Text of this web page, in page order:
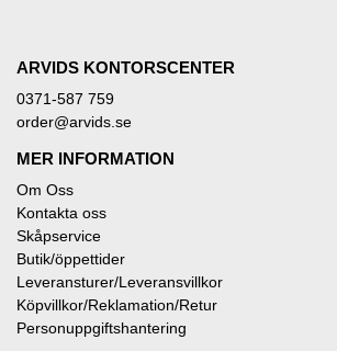
ARVIDS KONTORSCENTER
0371-587 759
order@arvids.se
MER INFORMATION
Om Oss
Kontakta oss
Skåpservice
Butik/öppettider
Leveransturer/Leveransvillkor
Köpvillkor/Reklamation/Retur
Personuppgiftshantering